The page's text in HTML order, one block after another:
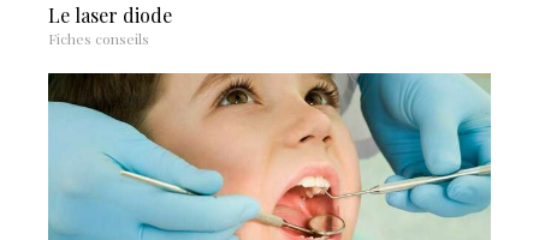
Le laser diode
Fiches conseils